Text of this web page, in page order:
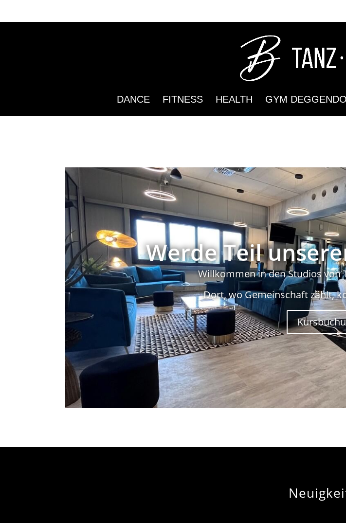
DANCE FITNESS HEALTH GYM
Werde Teil
Willkommen in den Studios von
Dort, wo Gemeinschaft zählt,